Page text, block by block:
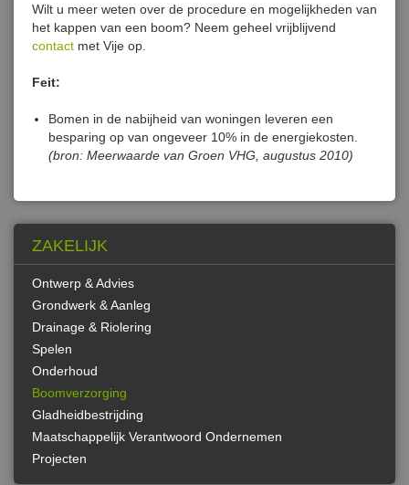
Wilt u meer weten over de procedure en mogelijkheden van
het kappen van een boom? Neem geheel vrijblijvend
contact met Vije op.
Feit:
Bomen in de nabijheid van woningen leveren een
besparing op van ongeveer 10% in de energiekosten.
(bron: Meerwaarde van Groen VHG, augustus 2010)
ZAKELIJK
Ontwerp & Advies
Grondwerk & Aanleg
Drainage & Riolering
Spelen
Onderhoud
Boomverzorging
Gladheidbestrijding
Maatschappelijk Verantwoord Ondernemen
Projecten